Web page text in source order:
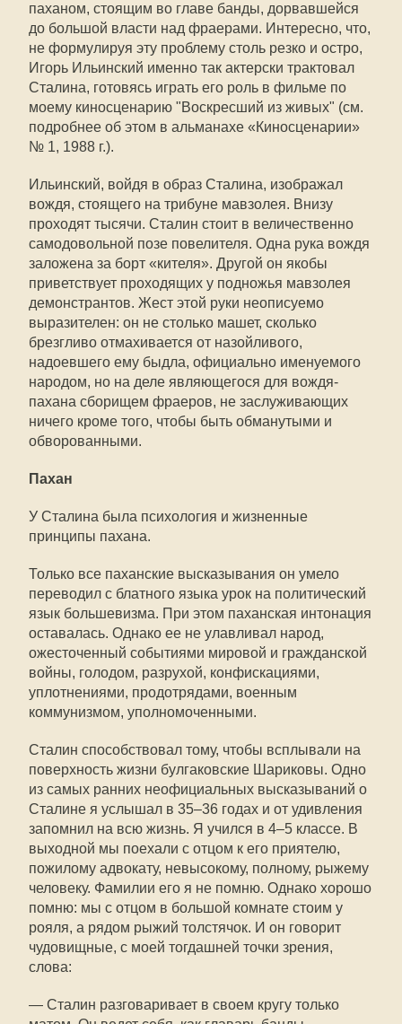
паханом, стоящим во главе банды, дорвавшейся
до большой власти над фраерами. Интересно, что,
не формулируя эту проблему столь резко и остро,
Игорь Ильинский именно так актерски трактовал
Сталина, готовясь играть его роль в фильме по
моему киносценарию "Воскресший из живых" (см.
подробнее об этом в альманахе «Киносценарии»
№ 1, 1988 г.).
Ильинский, войдя в образ Сталина, изображал
вождя, стоящего на трибуне мавзолея. Внизу
проходят тысячи. Сталин стоит в величественно
самодовольной позе повелителя. Одна рука вождя
заложена за борт «кителя». Другой он якобы
приветствует проходящих у подножья мавзолея
демонстрантов. Жест этой руки неописуемо
выразителен: он не столько машет, сколько
брезгливо отмахивается от назойливого,
надоевшего ему быдла, официально именуемого
народом, но на деле являющегося для вождя-
пахана сборищем фраеров, не заслуживающих
ничего кроме того, чтобы быть обманутыми и
обворованными.
Пахан
У Сталина была психология и жизненные
принципы пахана.
Только все паханские высказывания он умело
переводил с блатного языка урок на политический
язык большевизма. При этом паханская интонация
оставалась. Однако ее не улавливал народ,
ожесточенный событиями мировой и гражданской
войны, голодом, разрухой, конфискациями,
уплотнениями, продотрядами, военным
коммунизмом, уполномоченными.
Сталин способствовал тому, чтобы всплывали на
поверхность жизни булгаковские Шариковы. Одно
из самых ранних неофициальных высказываний о
Сталине я услышал в 35–36 годах и от удивления
запомнил на всю жизнь. Я учился в 4–5 классе. В
выходной мы поехали с отцом к его приятелю,
пожилому адвокату, невысокому, полному, рыжему
человеку. Фамилии его я не помню. Однако хорошо
помню: мы с отцом в большой комнате стоим у
рояля, а рядом рыжий толстячок. И он говорит
чудовищные, с моей тогдашней точки зрения,
слова:
— Сталин разговаривает в своем кругу только